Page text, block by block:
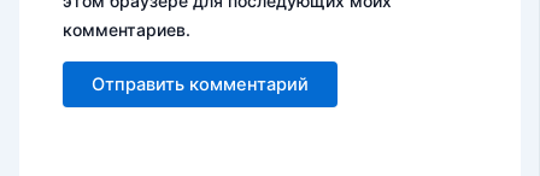
комментариев.